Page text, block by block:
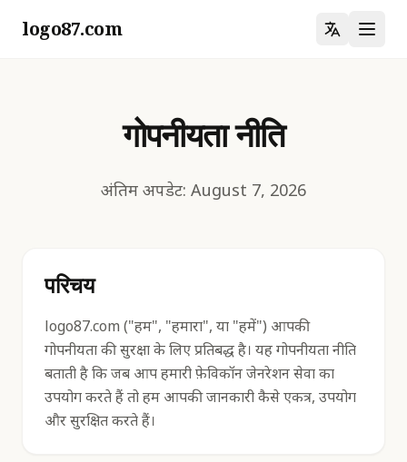
logo87.com
गोपनीयता नीति
अंतिम अपडेट: August 7, 2026
परिचय
logo87.com ("हम", "हमारा", या "हमें") आपकी
गोपनीयता की सुरक्षा के लिए प्रतिबद्ध है। यह गोपनीयता नीति
बताती है कि जब आप हमारी फ़ेविकॉन जेनरेशन सेवा का
उपयोग करते हैं तो हम आपकी जानकारी कैसे एकत्र, उपयोग
और सुरक्षित करते हैं।